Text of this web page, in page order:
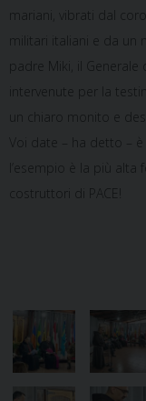
mariani, vibrati dal
militari italiani e da un
padre Miki, il Generale
intervenute per la
un chiaro monito e
Voi date – ha detto –
l’esempio è la più alta
costruttori di PACE!